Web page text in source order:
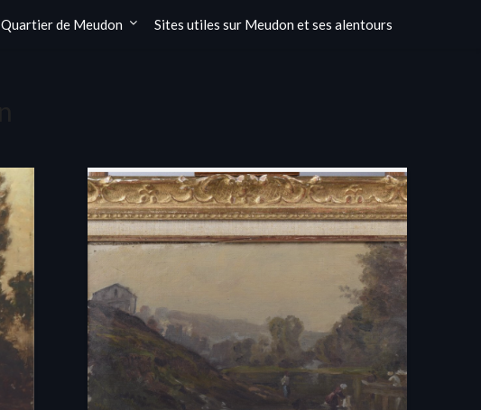
Quartier de Meudon Sites utiles sur Meudon et ses alentours